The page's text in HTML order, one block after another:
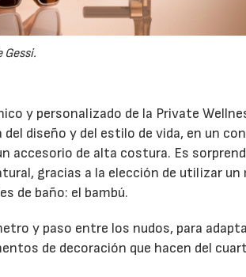
Gessi.
y personalizado de la Private
diseño y del estilo de vida, en un
accesorio de alta costura. Es
gracias a la elección de utilizar un
de baño: el bambú.
y paso entre los nudos, para
de decoración que hacen del